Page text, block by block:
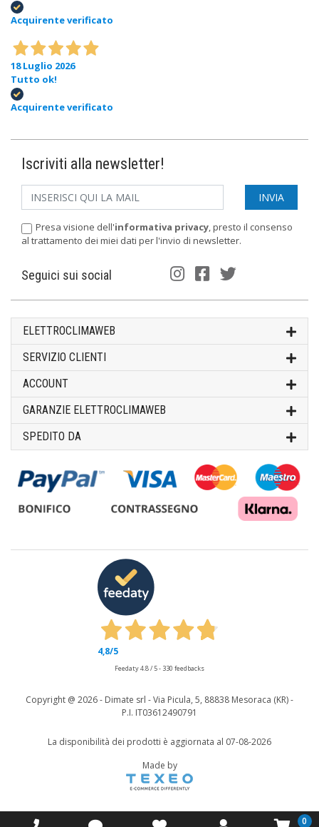
Acquirente verificato
18 Luglio 2026
Tutto ok!
Acquirente verificato
Iscriviti alla newsletter!
Presa visione dell'informativa privacy , presto il consenso
al trattamento dei miei dati per l'invio di newsletter.
Seguici sui social
ELETTROCLIMAWEB
SERVIZIO CLIENTI
ACCOUNT
GARANZIE ELETTROCLIMAWEB
SPEDITO DA
Copyright @ 2026 - Dimate srl - Via Picula, 5, 88838 Mesoraca (KR) -
P.I. IT03612490791
La disponibilità dei prodotti è aggiornata al 07-08-2026
4,8/5
Feedaty4.8/ 5- 330 feedbacks
Made by
0